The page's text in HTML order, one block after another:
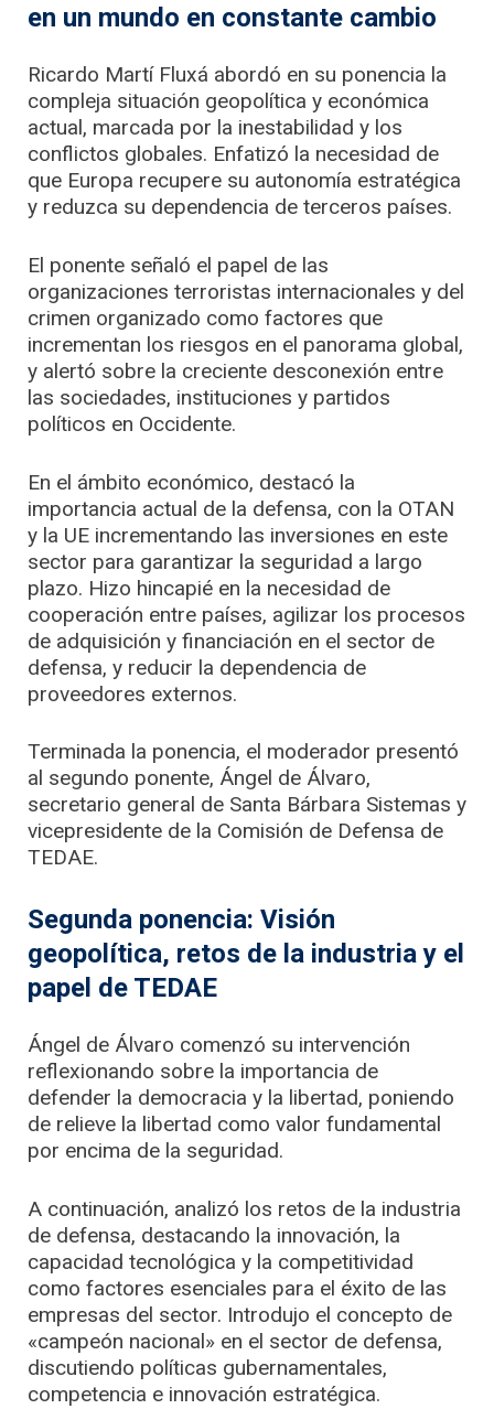
en un mundo en constante cambio
Ricardo Martí Fluxá abordó en su ponencia la
compleja situación geopolítica y económica
actual, marcada por la inestabilidad y los
conflictos globales. Enfatizó la necesidad de
que Europa recupere su autonomía estratégica
y reduzca su dependencia de terceros países.
El ponente señaló el papel de las
organizaciones terroristas internacionales y del
crimen organizado como factores que
incrementan los riesgos en el panorama global,
y alertó sobre la creciente desconexión entre
las sociedades, instituciones y partidos
políticos en Occidente.
En el ámbito económico, destacó la
importancia actual de la defensa, con la OTAN
y la UE incrementando las inversiones en este
sector para garantizar la seguridad a largo
plazo. Hizo hincapié en la necesidad de
cooperación entre países, agilizar los procesos
de adquisición y financiación en el sector de
defensa, y reducir la dependencia de
proveedores externos.
Terminada la ponencia, el moderador presentó
al segundo ponente, Ángel de Álvaro,
secretario general de Santa Bárbara Sistemas y
vicepresidente de la Comisión de Defensa de
TEDAE.
Segunda ponencia: Visión
geopolítica, retos de la industria y el
papel de TEDAE
Ángel de Álvaro comenzó su intervención
reflexionando sobre la importancia de
defender la democracia y la libertad, poniendo
de relieve la libertad como valor fundamental
por encima de la seguridad.
A continuación, analizó los retos de la industria
de defensa, destacando la innovación, la
capacidad tecnológica y la competitividad
como factores esenciales para el éxito de las
empresas del sector. Introdujo el concepto de
«campeón nacional» en el sector de defensa,
discutiendo políticas gubernamentales,
competencia e innovación estratégica.